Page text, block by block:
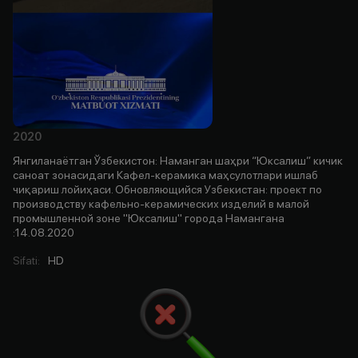
2020
Янгиланаётган Ўзбекистон: Наманган шаҳри “Юксалиш” кичик
саноат зонасидаги Кафел-керамика маҳсулотлари ишлаб
чиқариш лойиҳаси. Обновляющийся Узбекистан: проект по
производству кафельно-керамических изделий в малой
промышленной зоне "Юксалиш" города Намангана
:14.08.2020
Sifati: HD